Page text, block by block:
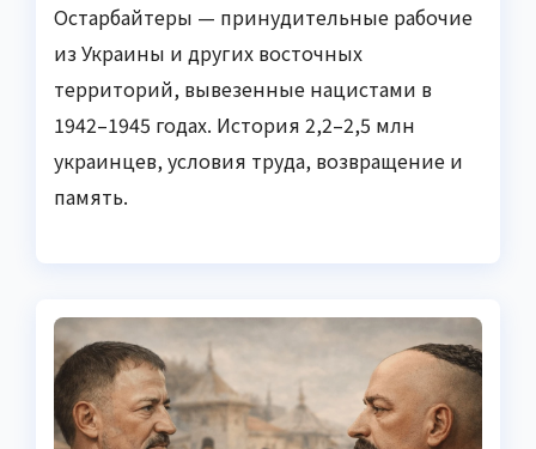
Остарбайтеры — принудительные рабочие
из Украины и других восточных
территорий, вывезенные нацистами в
1942–1945 годах. История 2,2–2,5 млн
украинцев, условия труда, возвращение и
память.